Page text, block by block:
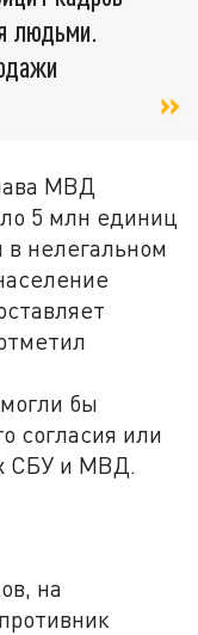
людьми.
МВД
5 млн единиц
в нелегальном
бы
согласия или
СБУ и МВД.
на